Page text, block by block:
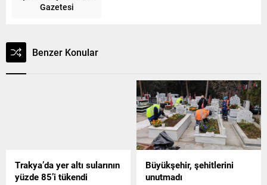
Gazetesi
Benzer Konular
Trakya’da yer altı sularının
yüzde 85’i tükendi
Büyükşehir, şehitlerini
unutmadı